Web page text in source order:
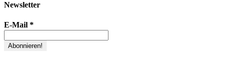
Newsletter
E-Mail *